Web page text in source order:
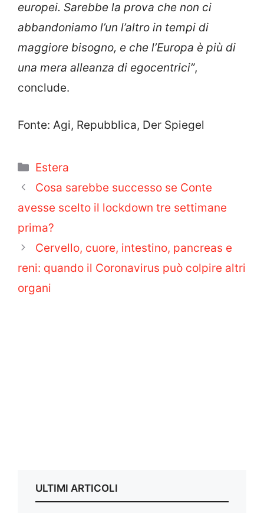
europei. Sarebbe la prova che non ci
abbandoniamo l’un l’altro in tempi di
maggiore bisogno, e che l’Europa è più di
una mera alleanza di egocentrici”,
conclude.
Fonte: Agi, Repubblica, Der Spiegel
Categorie
Estera
Cosa sarebbe successo se Conte
avesse scelto il lockdown tre settimane
prima?
Cervello, cuore, intestino, pancreas e
reni: quando il Coronavirus può colpire altri
organi
ULTIMI ARTICOLI